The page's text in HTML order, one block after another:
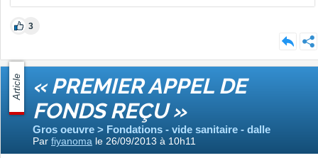
3
Article « PREMIER APPEL DE
FONDS REÇU »
Gros oeuvre > Fondations - vide sanitaire - dalle
Par fiyanoma le 26/09/2013 à 10h11